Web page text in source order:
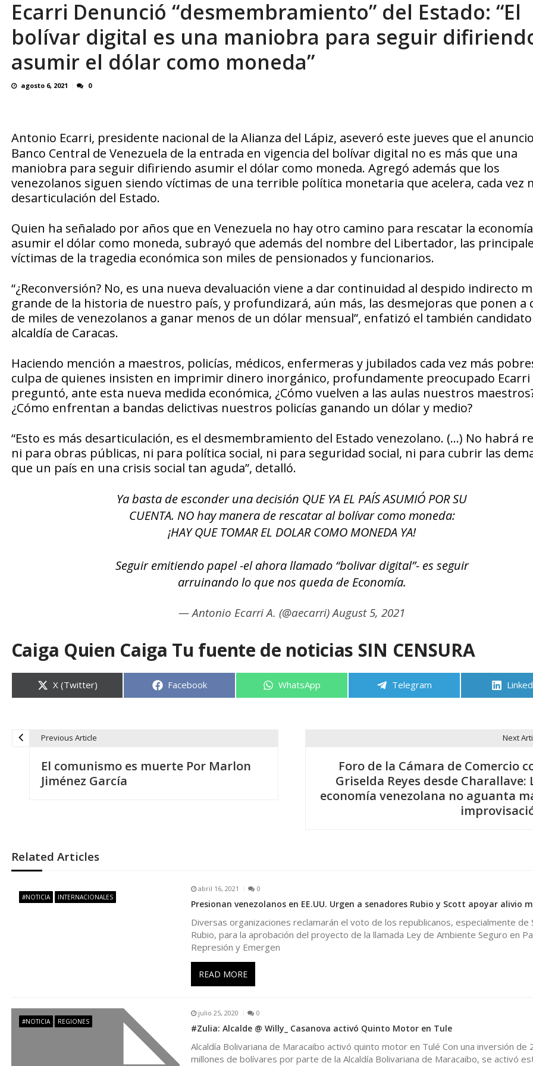
Presentación del libro “Esferas, petroglifos y calzadas: ingeniería ancestral de... AGOSTO 6, 2026
Ecarri Denunció “desmembramiento” del Estado: “El
bolívar digital es una maniobra para seguir
asumir el dólar como moneda”
agosto 6, 2021 0
Antonio Ecarri, presidente nacional de la Alianza del Lápiz, aseveró este jueves que el
Banco Central de Venezuela de la entrada en vigencia del bolívar digital no es más que una
maniobra para seguir difiriendo asumir el dólar como moneda. Agregó además que los
venezolanos siguen siendo víctimas de una terrible política monetaria que acelera, cada vez
desarticulación del Estado.
Quien ha señalado por años que en Venezuela no hay otro camino para rescatar la
asumir el dólar como moneda, subrayó que además del nombre del Libertador, las
víctimas de la tragedia económica son miles de pensionados y funcionarios.
“¿Reconversión? No, es una nueva devaluación viene a dar continuidad al despido indirecto
grande de la historia de nuestro país, y profundizará, aún más, las desmejoras que ponen a
de miles de venezolanos a ganar menos de un dólar mensual”, enfatizó el también candidato
alcaldía de Caracas.
Haciendo mención a maestros, policías, médicos, enfermeras y jubilados cada vez más
culpa de quienes insisten en imprimir dinero inorgánico, profundamente preocupado Ecarri
preguntó, ante esta nueva medida económica, ¿Cómo vuelven a las aulas nuestros
¿Cómo enfrentan a bandas delictivas nuestros policías ganando un dólar y medio?
“Esto es más desarticulación, es el desmembramiento del Estado venezolano. (…) No habrá
ni para obras públicas, ni para política social, ni para seguridad social, ni para cubrir las
que un país en una crisis social tan aguda”, detalló.
Ya basta de esconder una decisión QUE YA EL PAÍS ASUMIÓ POR SU
CUENTA. NO hay manera de rescatar al bolívar como moneda:
¡HAY QUE TOMAR EL DOLAR COMO MONEDA YA!
Seguir emitiendo papel -el ahora llamado “bolivar digital”- es seguir
arruinando lo que nos queda de Economía.
— Antonio Ecarri A. (@aecarri)August 5, 2021
Caiga Quien Caiga Tu fuente de noticias SIN CENSURA
Compartir
en
X (Twitter) Compartir
Facebook Compartir
WhatsApp Compartir
Telegram
g
a
n
Previous Article
El comunismo es muerte Por Marlon
Jiménez García
Next
Foro de la Cámara de Comercio
Griselda Reyes desde Charallave:
economía venezolana no aguanta
Related Articles
#NOTICIA INTERNACIONALES
abril 16, 2021 0
Presionan venezolanos en EE.UU. Urgen a senadores Rubio y Scott apoyar alivio
Diversas organizaciones reclamarán el voto de los republicanos, especialmente de
Rubio, para la aprobación del proyecto de la llamada Ley de Ambiente Seguro en
Represión y Emergen
READ MORE
#NOTICIA REGIONES
julio 25, 2020 0
#Zulia: Alcalde @ Willy_ Casanova activó Quinto Motor en Tule
Alcaldía Bolivariana de Maracaibo activó quinto motor en Tulé Con una inversión de
millones de bolívares por parte de la Alcaldía Bolivariana de Maracaibo, se activó